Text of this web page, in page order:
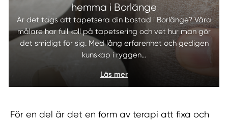
hemma i Borlänge
Är det tags att tapetsera din bostad i Borlänge? Våra
målare har full koll på tapetsering och vet hur man gör
det smidigt för sig. Med lång erfarenhet och gedigen
kunskap i ryggen…
Läs mer
För en del är det en form av terapi att fixa och